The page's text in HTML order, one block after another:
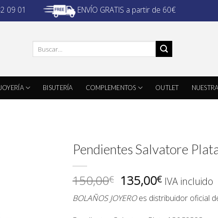
09 01 ENVÍO GRATIS a partir de 60€
por:
JOYERÍA BISUTERÍA COMPLEMENTOS OUTLET
Pendientes Salvatore
150,00€ El
precio
original
135,00€El
precio
actual
IVA incluido
BOLAÑOS JOYEROes distribuidor oficial